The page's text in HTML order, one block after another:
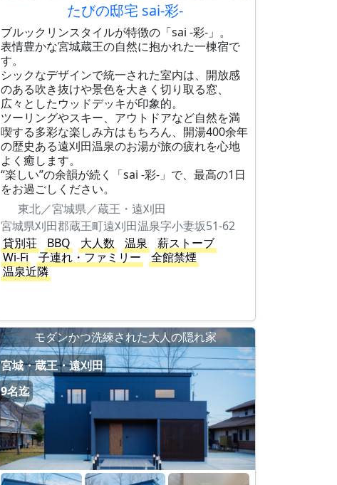
たびの邸宅 sai-彩-
ブルックリンスタイルが特徴の「sai -彩-」。
表情豊かな宮城蔵王の自然に抱かれた一棟宿で
す。
シックなデザインで統一された室内は、開放感
のある吹き抜けや景色を大きく切り取る窓、
広々としたウッドデッキが印象的。
ツーリングやスキー、アウトドアなど自然を満
喫する多彩な楽しみ方はもちろん、開湯400余年
の歴史ある遠刈田温泉のお湯が旅の疲れを心地
よく癒します。
“楽しい”の余韻が続く「sai -彩-」で、最高の1日
をお過ごしください。
東北／宮城県／蔵王・遠刈田
宮城県刈田郡蔵王町遠刈田温泉字小妻坂51-62
貸別荘
BBQ 大人数 温泉
薪ストーブ
Wi-Fi
子連れ・ファミリー
全館禁煙
温泉近隣
モダンかつ洗練された大人の隠れ家
宮城・蔵王・遠刈田
9名迄